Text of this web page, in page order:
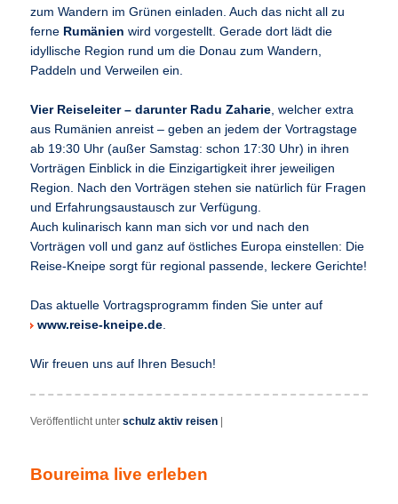
zum Wandern im Grünen einladen. Auch das nicht all zu
ferne Rumänien wird vorgestellt. Gerade dort lädt die
idyllische Region rund um die Donau zum Wandern,
Paddeln und Verweilen ein.
Vier Reiseleiter – darunter Radu Zaharie, welcher extra
aus Rumänien anreist – geben an jedem der Vortragstage
ab 19:30 Uhr (außer Samstag: schon 17:30 Uhr) in ihren
Vorträgen Einblick in die Einzigartigkeit ihrer jeweiligen
Region. Nach den Vorträgen stehen sie natürlich für Fragen
und Erfahrungsaustausch zur Verfügung.
Auch kulinarisch kann man sich vor und nach den
Vorträgen voll und ganz auf östliches Europa einstellen: Die
Reise-Kneipe sorgt für regional passende, leckere Gerichte!
Das aktuelle Vortragsprogramm finden Sie unter auf
www.reise-kneipe.de.
Wir freuen uns auf Ihren Besuch!
Veröffentlicht unter schulz aktiv reisen
Boureima live erleben